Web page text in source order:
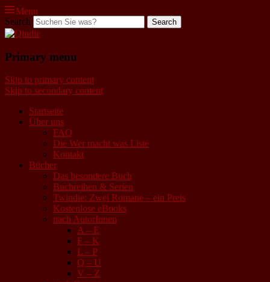
Menu
Qindie
Search
Primary menu
Skip to primary content
Skip to secondary content
Startseite
Über uns
FAQ
Die Wer macht was Liste
Kontakt
Bücher
Das besondere Buch
Buchreihen & Serien
Twindie: Zwei Romane – ein Preis
Kostenlose eBooks
nach AutorInnen
A – E
F – K
L – P
Q – U
V – Z